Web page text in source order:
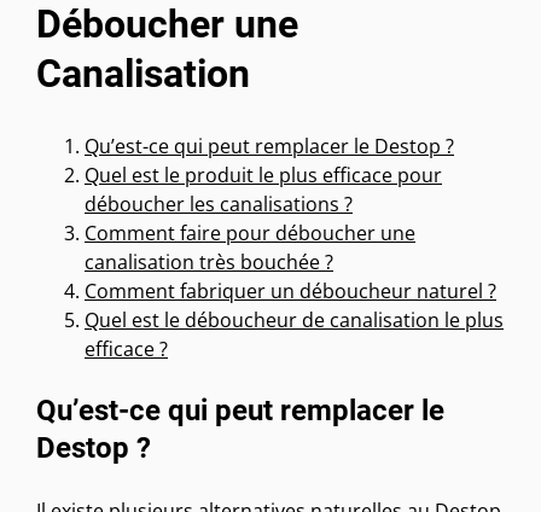
Déboucher une
Canalisation
Qu’est-ce qui peut remplacer le Destop ?
Quel est le produit le plus efficace pour
déboucher les canalisations ?
Comment faire pour déboucher une
canalisation très bouchée ?
Comment fabriquer un déboucheur naturel ?
Quel est le déboucheur de canalisation le plus
efficace ?
Qu’est-ce qui peut remplacer le
Destop ?